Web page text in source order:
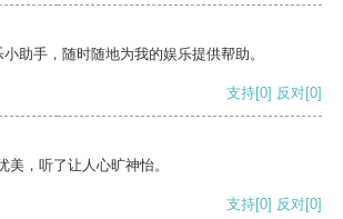
助手，随时随地为我的娱乐提供帮助。
支持[0] 反对[0]
美，听了让人心旷神怡。
支持[0] 反对[0]